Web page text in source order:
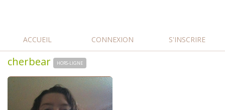
ACCUEIL CONNEXION S'INSCRIRE
cherbear HORS-LIGNE